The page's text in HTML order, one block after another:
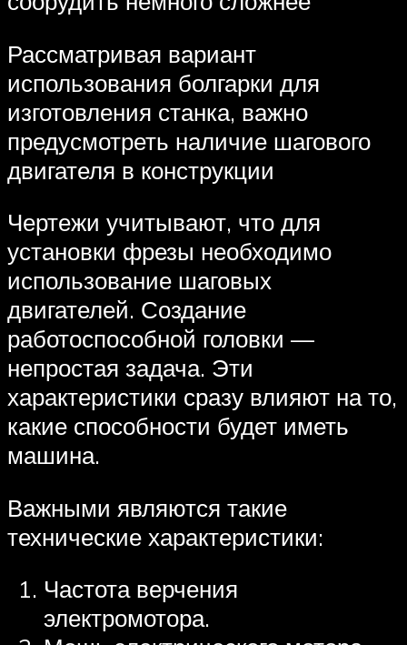
Рассматривая вариант
использования болгарки для
изготовления станка, важно
предусмотреть наличие шагового
двигателя в конструкции
Чертежи учитывают, что для
установки фрезы необходимо
использование шаговых
двигателей. Создание
работоспособной головки —
непростая задача. Эти
характеристики сразу влияют на то,
какие способности будет иметь
машина.
Важными являются такие
технические характеристики:
Частота верчения
электромотора.